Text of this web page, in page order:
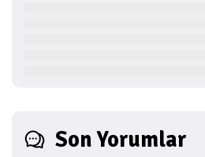
Son Yorumlar